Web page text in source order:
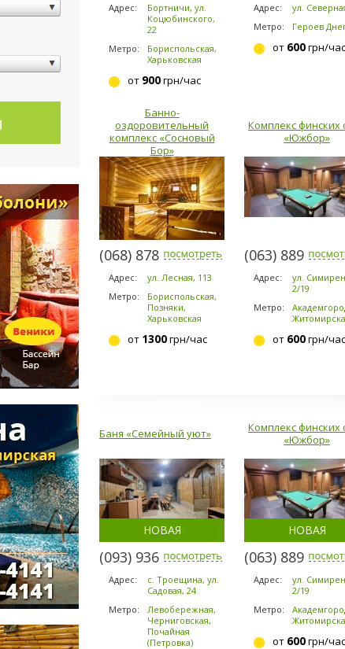
Адрес:
Бортничи, ул.
Коцюбинского,
22
Метро:
Бориспольская,
Харьковская
от 900грн/час
Адрес:
ул.
Метро:
Героев
от 600грн/час
Банно-
оздоровительный
комплекс «Сосновый
Бор»
(068) 878-5953
Адрес:
ул. Лесная, 113
Метро:
Бориспольская,
Позняки,
Харьковская
от 1300грн/час
Комплекс финских
«Южбор»
(063) 889-6200
Адрес:
ул.
2/19
Метро:
от 600грн/час
Баня «Семейный уют»
НОВАЯ
(093) 936-7869
Адрес:
с. Троещина, ул.
Садовая, 24
Метро:
Левобережная,
Черниговская,
Почайная
(Петровка)
Комплекс финских
«Южбор»
НОВАЯ
(063) 889-6200
Адрес:
ул.
2/19
Метро:
от 600грн/час